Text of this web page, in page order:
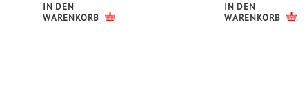
IN DEN
WARENKORB
IN DEN
WARENKORB